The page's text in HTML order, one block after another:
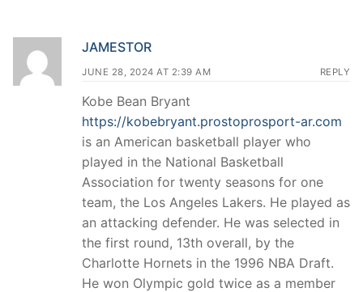
JAMESTOR
JUNE 28, 2024 AT 2:39 AM REPLY
Kobe Bean Bryant
https://kobebryant.prostoprosport-ar.com
is an American basketball player who
played in the National Basketball
Association for twenty seasons for one
team, the Los Angeles Lakers. He played as
an attacking defender. He was selected in
the first round, 13th overall, by the
Charlotte Hornets in the 1996 NBA Draft.
He won Olympic gold twice as a member